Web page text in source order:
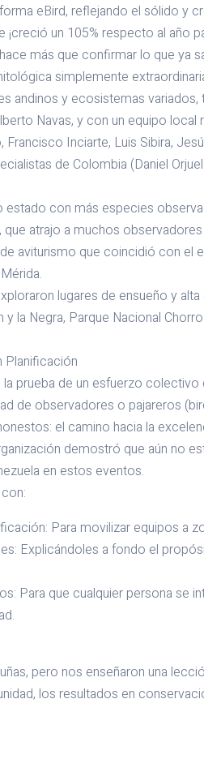
eBird, reflejando el sólido y
un 105% respecto al año
más que confirmar lo que ya
simplemente
andinos y ecosistemas
Navas, y con un equipo
Inciarte, Luis Sibira,
de Colombia (Daniel
con más especies
atrajo a muchos
aviturismo que coincidió con el
lugares de ensueño y
la Negra, Parque Nacional
Planificación
prueba de un esfuerzo colectivo
de observadores o pajareros
el camino hacia la
demostró que aún no
en estos eventos.
Para movilizar equipos a
Explicándoles a fondo el
Para que cualquier persona se
pero nos enseñaron una
los resultados en